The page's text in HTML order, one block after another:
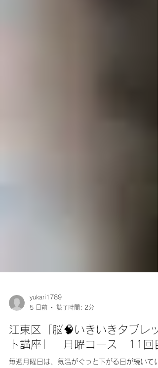
yukari1789
5 日前
読了時間: 2分